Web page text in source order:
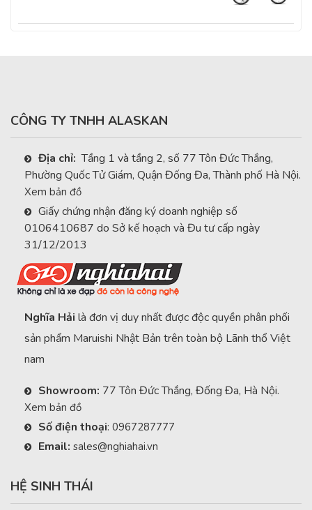
CÔNG TY TNHH ALASKAN
Địa chỉ: Tầng 1 và tầng 2, số 77 Tôn Đức Thắng,
Phường Quốc Tử Giám, Quận Đống Đa, Thành phố Hà Nội.
Xem bản đồ
Giấy chứng nhận đăng ký doanh nghiệp số
0106410687 do Sở kế hoạch và Đu tư cấp ngày
31/12/2013
Nghĩa Hải là đơn vị duy nhất được độc quyền phân phối
sản phẩm Maruishi Nhật Bản trên toàn bộ Lãnh thổ Việt
nam
Showroom: 77 Tôn Đức Thắng, Đống Đa, Hà Nội.
Xem bản đồ
Số điện thoại: 0967287777
Email: sales@nghiahai.vn
HỆ SINH THÁI